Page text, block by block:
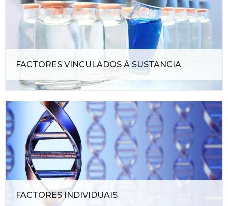
FACTORES VINCULADOS Á SUSTANCIA
FACTORES INDIVIDUAIS